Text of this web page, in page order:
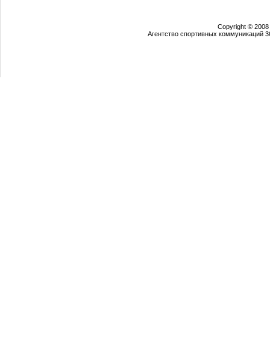
Copyright © 2008
Агентство спортивных коммуникаций